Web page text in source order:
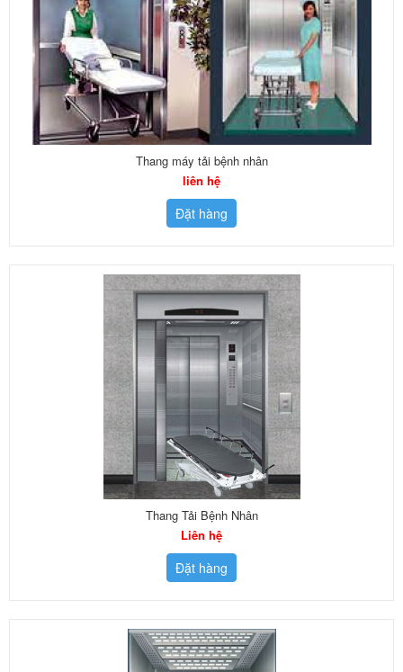
Thang máy tải bệnh nhân
liên hệ
Đặt hàng
Thang Tải Bệnh Nhân
Liên hệ
Đặt hàng